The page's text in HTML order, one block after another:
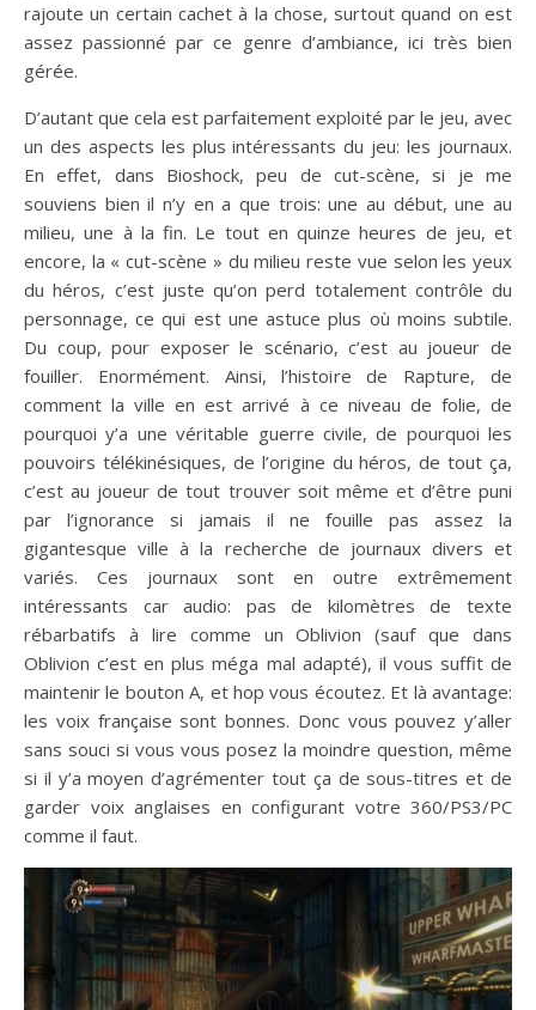
rajoute un certain cachet à la chose, surtout quand on est
assez passionné par ce genre d’ambiance, ici très bien
gérée.
D’autant que cela est parfaitement exploité par le jeu, avec
un des aspects les plus intéressants du jeu: les journaux.
En effet, dans Bioshock, peu de cut-scène, si je me
souviens bien il n’y en a que trois: une au début, une au
milieu, une à la fin. Le tout en quinze heures de jeu, et
encore, la « cut-scène » du milieu reste vue selon les yeux
du héros, c’est juste qu’on perd totalement contrôle du
personnage, ce qui est une astuce plus où moins subtile.
Du coup, pour exposer le scénario, c’est au joueur de
fouiller. Enormément. Ainsi, l’histoire de Rapture, de
comment la ville en est arrivé à ce niveau de folie, de
pourquoi y’a une véritable guerre civile, de pourquoi les
pouvoirs télékinésiques, de l’origine du héros, de tout ça,
c’est au joueur de tout trouver soit même et d’être puni
par l’ignorance si jamais il ne fouille pas assez la
gigantesque ville à la recherche de journaux divers et
variés. Ces journaux sont en outre extrêmement
intéressants car audio: pas de kilomètres de texte
rébarbatifs à lire comme un Oblivion (sauf que dans
Oblivion c’est en plus méga mal adapté), il vous suffit de
maintenir le bouton A, et hop vous écoutez. Et là avantage:
les voix française sont bonnes. Donc vous pouvez y’aller
sans souci si vous vous posez la moindre question, même
si il y’a moyen d’agrémenter tout ça de sous-titres et de
garder voix anglaises en configurant votre 360/PS3/PC
comme il faut.